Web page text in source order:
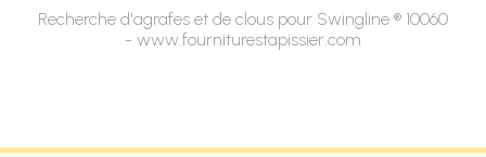
Recherche d'agrafes et de clous pour Swingline ® 10060
- www.fourniturestapissier.com